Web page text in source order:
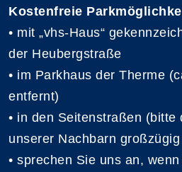
Kostenfreie
• mit „vhs-Haus“
der Heubergstraße
• im Parkhaus der Therme
entfernt)
• in den Seitenstraßen (bitte
unserer Nachbarn
• sprechen Sie uns an,